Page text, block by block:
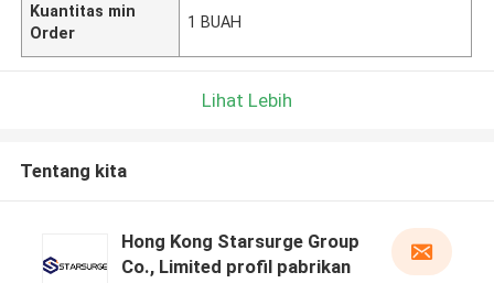
Kuantitas min
Order
1 BUAH
Lihat Lebih
Tentang kita
Hong Kong Starsurge Group
Co., Limited profil pabrikan